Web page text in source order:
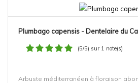
Plumbago capensis - Dentelaire du
(5/5) sur 1 note(s)
Arbuste méditerranéen à floraison